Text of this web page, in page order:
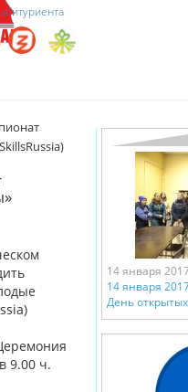
9.00 ч.
14 января
14 января
День